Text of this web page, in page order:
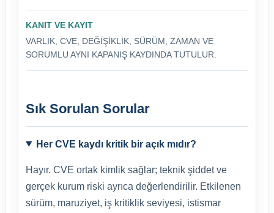
KANIT VE KAYIT
VARLIK, CVE, DEĞIŞIKLIK, SÜRÜM, ZAMAN VE
SORUMLU AYNI KAPANIŞ KAYDINDA TUTULUR.
Sık Sorulan Sorular
Her CVE kaydı kritik bir açık mıdır?
Hayır. CVE ortak kimlik sağlar; teknik şiddet ve
gerçek kurum riski ayrıca değerlendirilir. Etkilenen
sürüm, maruziyet, iş kritiklik seviyesi, istismar